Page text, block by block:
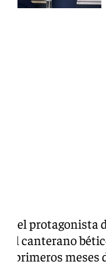
el protagonista
El canterano
primeros